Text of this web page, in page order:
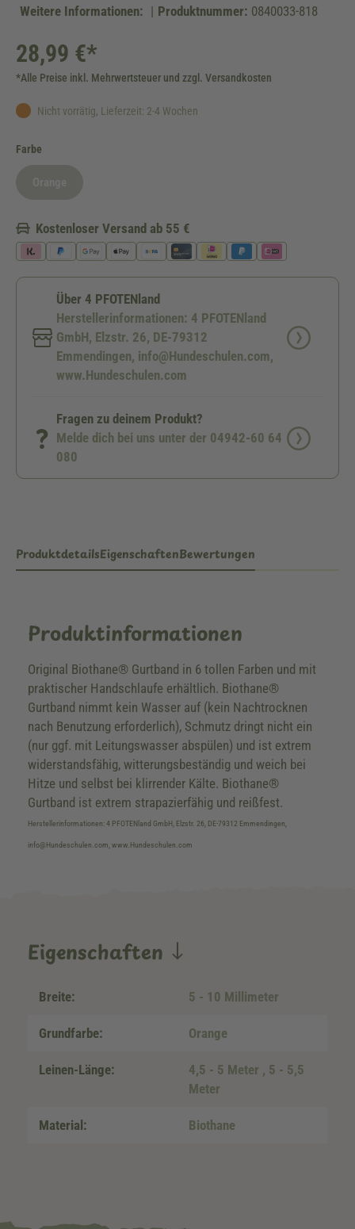
Weitere Informationen: | Produktnummer: 0840033-818
28,99 €*
*Alle Preise inkl. Mehrwertsteuer und zzgl. Versandkosten
Nicht vorrätig, Lieferzeit: 2-4 Wochen
Farbe
Kostenloser Versand ab 55 €
Über 4 PFOTENland
Herstellerinformationen: 4 PFOTENland
GmbH, Elzstr. 26, DE-79312
Emmendingen, info@Hundeschulen.com,
www.Hundeschulen.com
Fragen zu deinem Produkt?
Melde dich bei uns unter der 04942-60 64
080
ProduktdetailsEigenschaftenBewertungen
Produktinformationen
Original Biothane® Gurtband in 6 tollen Farben und mit
praktischer Handschlaufe erhältlich. Biothane®
Gurtband nimmt kein Wasser auf (kein Nachtrocknen
nach Benutzung erforderlich), Schmutz dringt nicht ein
(nur ggf. mit Leitungswasser abspülen) und ist extrem
widerstandsfähig, witterungsbeständig und weich bei
Hitze und selbst bei klirrender Kälte. Biothane®
Gurtband ist extrem strapazierfähig und reißfest.
Herstellerinformationen: 4 PFOTENland GmbH, Elzstr. 26, DE-79312 Emmendingen,
info@Hundeschulen.com, www.Hundeschulen.com
Eigenschaften
Breite: 5 - 10 Millimeter
Grundfarbe: Orange
Leinen-Länge: 4,5 - 5 Meter , 5 - 5,5
Meter
Material: Biothane